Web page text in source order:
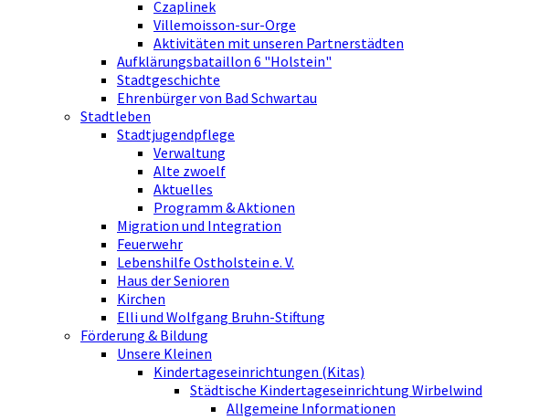
Czaplinek
Villemoisson-sur-Orge
Aktivitäten mit unseren Partnerstädten
Aufklärungsbataillon 6 "Holstein"
Stadtgeschichte
Ehrenbürger von Bad Schwartau
Stadtleben
Stadtjugendpflege
Verwaltung
Alte zwoelf
Aktuelles
Programm & Aktionen
Migration und Integration
Feuerwehr
Lebenshilfe Ostholstein e. V.
Haus der Senioren
Kirchen
Elli und Wolfgang Bruhn-Stiftung
Förderung & Bildung
Unsere Kleinen
Kindertageseinrichtungen (Kitas)
Städtische Kindertageseinrichtung Wirbelwind
Allgemeine Informationen